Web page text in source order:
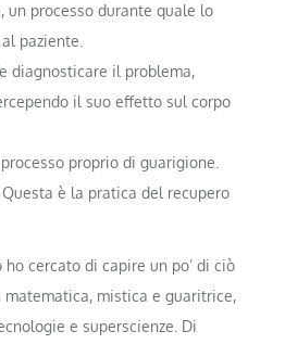
un processo durante quale lo
paziente.
diagnosticare il problema,
il suo effetto sul corpo
proprio di guarigione.
è la pratica del recupero
cercato di capire un po’ di ciò
matematica, mistica e guaritrice,
e superscienze. Di